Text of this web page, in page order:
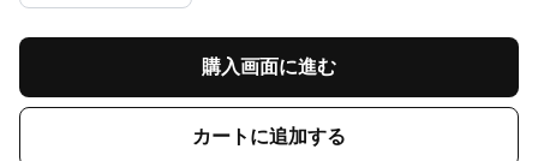
購入画面に進む
カートに追加する